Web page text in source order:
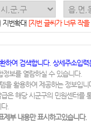
지번확대 [지번 글씨가 너무 작
하여 검색합니다. 상세주소입
보를 열람하실 수 있습니다.
을 활용하여 제공하는 정보입니
은 해당 시군구의 민원센터를
.
제부 내용만 표시하고있습니다.